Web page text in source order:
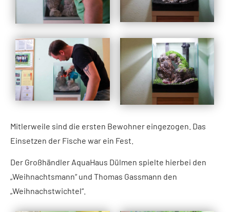
Mitlerweile sind die ersten Bewohner eingezogen. Das
Einsetzen der Fische war ein Fest.
Der Großhändler AquaHaus Dülmen spielte hierbei den
„Weihnachtsmann“ und Thomas Gassmann den
„Weihnachstwichtel“.